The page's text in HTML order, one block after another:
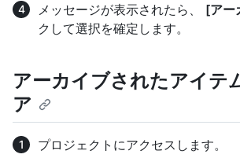
メッセージが表示されたら、 [アー
クして選択を確定します。
アーカイブされたアイテ
ア
プロジェクトにアクセスします。